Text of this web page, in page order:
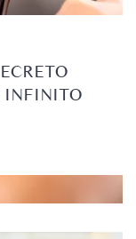
INFINITO